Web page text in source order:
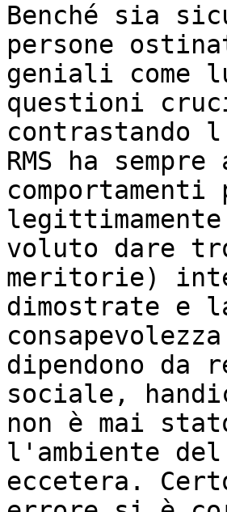
Benché sia
persone
geniali come
questioni
contrastando
RMS ha sempre
voluto dare
meritorie)
dimostrate e
dipendono da
sociale,
non è mai
l'ambiente del
eccetera.